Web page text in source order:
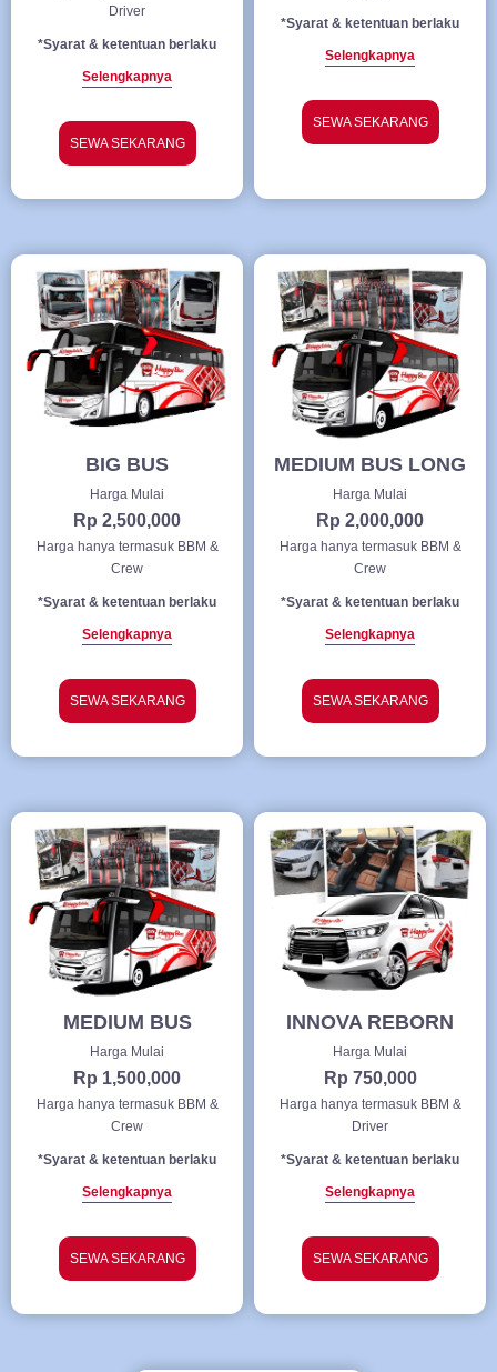
Driver
*Syarat & ketentuan berlaku
Selengkapnya
SEWA SEKARANG
*Syarat & ketentuan berlaku
Selengkapnya
SEWA SEKARANG
BIG BUS
Harga Mulai
Rp 2,500,000
Harga hanya termasuk BBM &
Crew
*Syarat & ketentuan berlaku
Selengkapnya
SEWA SEKARANG
MEDIUM BUS LONG
Harga Mulai
Rp 2,000,000
Harga hanya termasuk BBM &
Crew
*Syarat & ketentuan berlaku
Selengkapnya
SEWA SEKARANG
MEDIUM BUS
Harga Mulai
Rp 1,500,000
Harga hanya termasuk BBM &
Crew
*Syarat & ketentuan berlaku
Selengkapnya
SEWA SEKARANG
INNOVA REBORN
Harga Mulai
Rp 750,000
Harga hanya termasuk BBM &
Driver
*Syarat & ketentuan berlaku
Selengkapnya
SEWA SEKARANG